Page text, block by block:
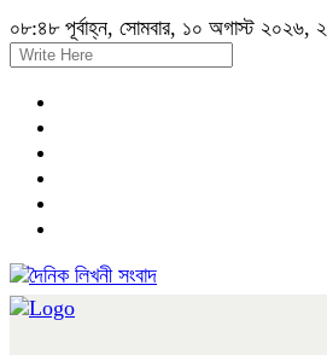
০৮:৪৮ পূর্বাহ্ন, সোমবার, ১০ অগাস্ট ২০২৬,